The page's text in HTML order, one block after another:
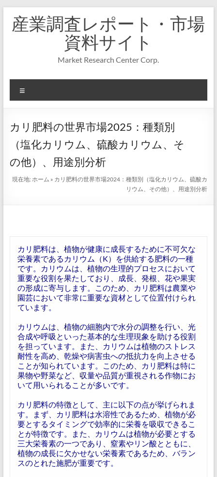
キ
プ
産業調査レポート・市場
資料サイト
Market Research Center Corp.
ニ
ー
カリ肥料の世界市場2025：種類別
（塩化カリウム、硫酸カリウム、そ
の他）、用途別分析
現在地:ホーム » カリ肥料の世界市場2024：種類別（塩化カリウム、硫酸カ
リウム、その他）、用途別分析
カリ肥料は、植物が健康に成長するために不可欠な
栄養素であるカリウム（K）を供給する肥料の一種
です。カリウムは、植物の生理的プロセスにおいて
重要な役割を果たしており、成長、発根、花や果実
の形成に寄与します。このため、カリ肥料は農業や
園芸において非常に重要な資材として位置付けられ
ています。
カリウムは、植物の細胞内で水分の調整を行い、光
合成や呼吸といった基本的な生理現象を助ける役割
を担っています。また、カリウムは植物のストレス
耐性を高め、乾燥や病害虫への抵抗力を向上させる
ことが知られています。このため、カリ肥料は特に
果物や野菜など、収量や品質が重視される作物にお
いて用いられることが多いです。
カリ肥料の特徴として、主に以下の点が挙げられま
す。まず、カリ肥料は水溶性であるため、植物が必
要とするタイミングで効率的に栄養を吸収できるこ
とが特徴です。また、カリウムは植物が必要とする
三大栄養素の一つであり、窒素やリン酸とともに、
植物の成長に欠かせない栄養素であるため、バラン
スのとれた施肥が重要です。